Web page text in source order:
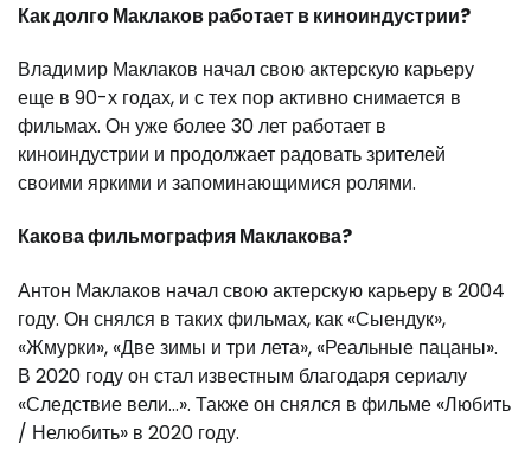
Как долго Маклаков работает в киноиндустрии?
Владимир Маклаков начал свою актерскую карьеру
еще в 90-х годах, и с тех пор активно снимается в
фильмах. Он уже более 30 лет работает в
киноиндустрии и продолжает радовать зрителей
своими яркими и запоминающимися ролями.
Какова фильмография Маклакова?
Антон Маклаков начал свою актерскую карьеру в 2004
году. Он снялся в таких фильмах, как «Сыендук»,
«Жмурки», «Две зимы и три лета», «Реальные пацаны».
В 2020 году он стал известным благодаря сериалу
«Следствие вели…». Также он снялся в фильме «Любить
/ Нелюбить» в 2020 году.